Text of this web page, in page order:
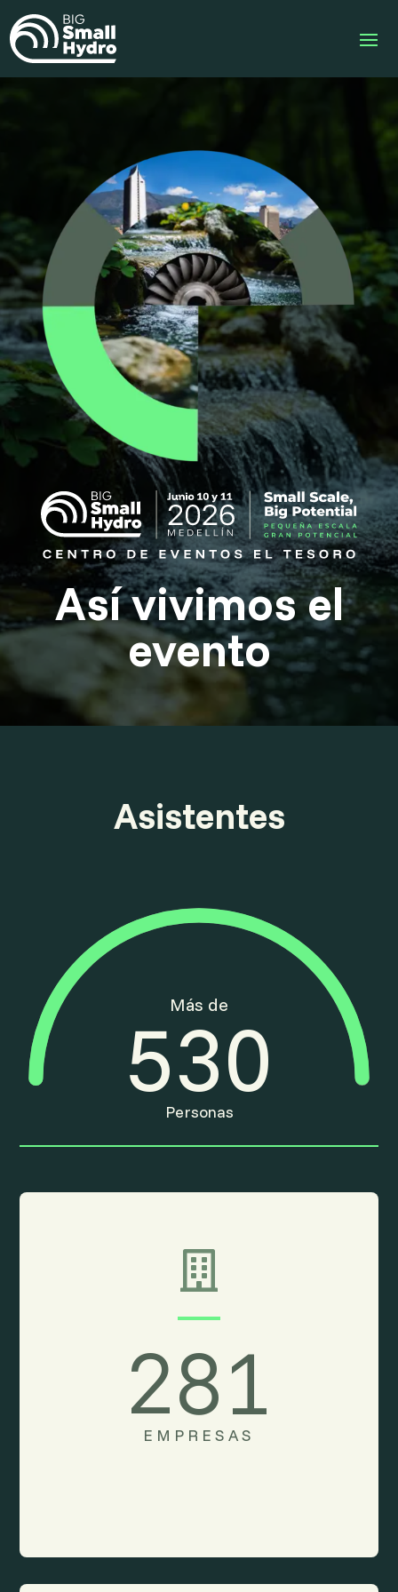
Así vivimos el
evento
Asistentes
Más de
530
Personas

281
EMPRESAS